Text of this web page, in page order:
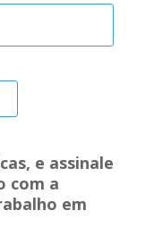
e assinale
com a
em